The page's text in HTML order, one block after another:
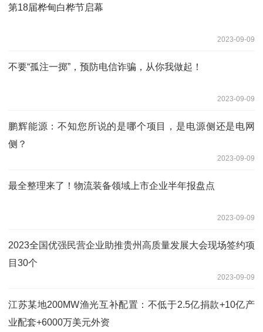
第18届桦甸白桦节启幕
2023-09-09
不要“孤注一掷”，预防电信诈骗，从你我做起！
2023-09-09
鹏辉能源：不知您所说的是哪个项目，是电源侧还是电网
侧？
2023-09-09
最全整理来了！物流装备领域上市企业半年报盘点
2023-09-09
2023全国优强民营企业助推贵州高质量发展大会现场签约项
目30个
2023-09-09
江苏某地200MW渔光互补配置：不低于2.5亿捐款+10亿产
业配套+6000万美元外资